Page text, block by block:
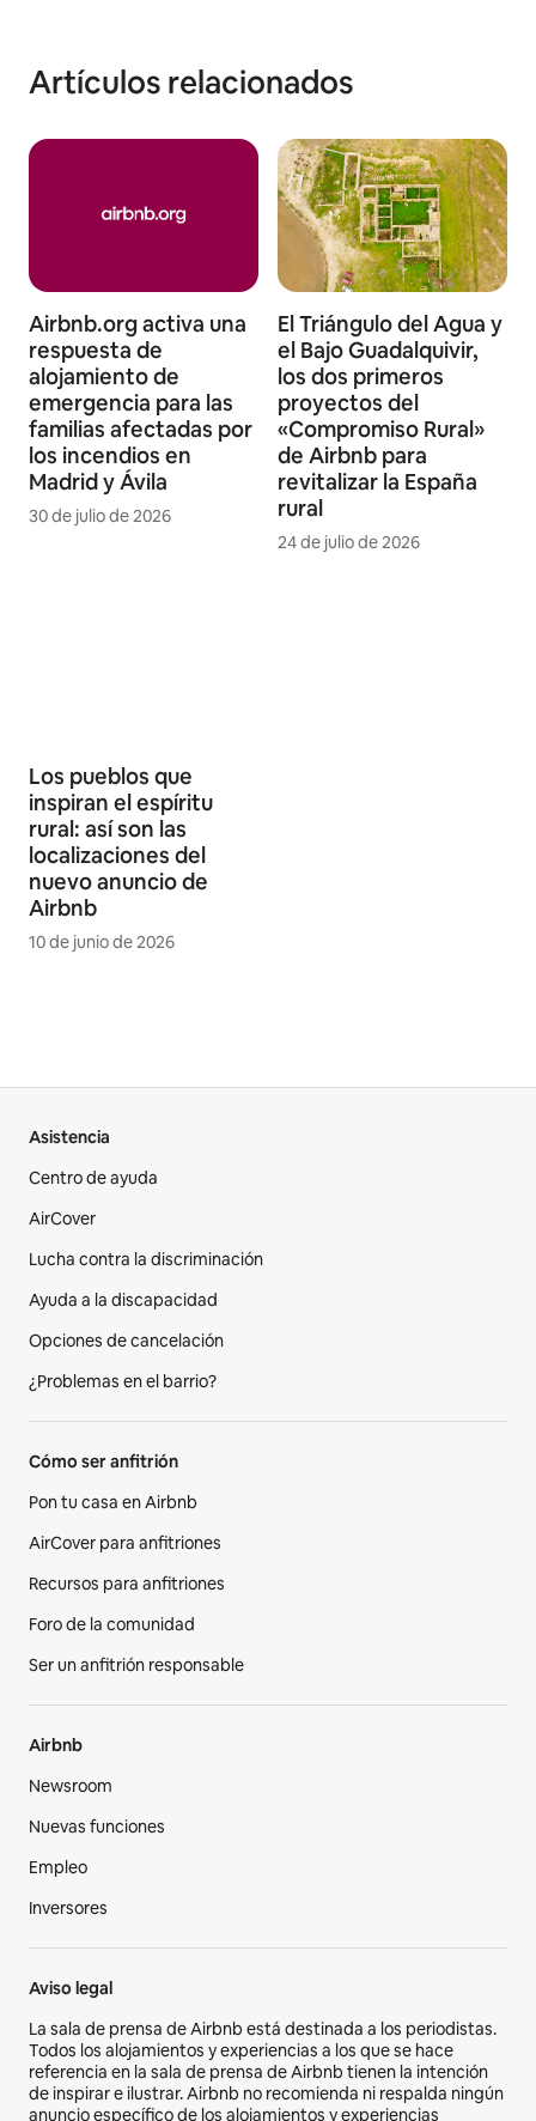
Artículos relacionados
Airbnb.org activa una
respuesta de
alojamiento de
emergencia para las
familias afectadas por
los incendios en
Madrid y Ávila
30 de julio de 2026
El Triángulo del Agua y
el Bajo Guadalquivir,
los dos primeros
proyectos del
«Compromiso Rural»
de Airbnb para
revitalizar la España
rural
24 de julio de 2026
Los pueblos que
inspiran el espíritu
rural: así son las
localizaciones del
nuevo anuncio de
Airbnb
10 de junio de 2026
Asistencia
Centro de ayuda
AirCover
Lucha contra la discriminación
Ayuda a la discapacidad
Opciones de cancelación
¿Problemas en el barrio?
Cómo ser anfitrión
Pon tu casa en Airbnb
AirCover para anfitriones
Recursos para anfitriones
Foro de la comunidad
Ser un anfitrión responsable
Airbnb
Newsroom
Nuevas funciones
Empleo
Inversores
Aviso legal
La sala de prensa de Airbnb está destinada a los periodistas.
Todos los alojamientos y experiencias a los que se hace
referencia en la sala de prensa de Airbnb tienen la intención
de inspirar e ilustrar. Airbnb no recomienda ni respalda ningún
anuncio específico de los alojamientos y experiencias